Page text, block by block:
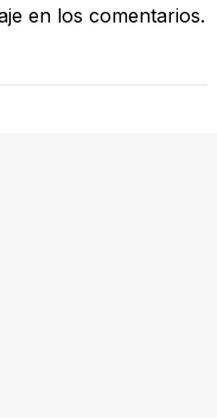
en los comentarios.